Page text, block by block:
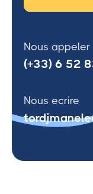
Nous appeler
(+33) 6 52
Nous ecrire